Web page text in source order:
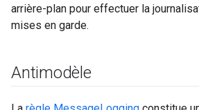
arrière-plan pour effectuer la
mises en garde.
Antimodèle